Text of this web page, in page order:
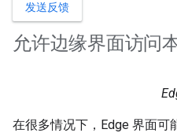
发送反馈
允许边缘界面访问
在很多情况下，Edge 界面可